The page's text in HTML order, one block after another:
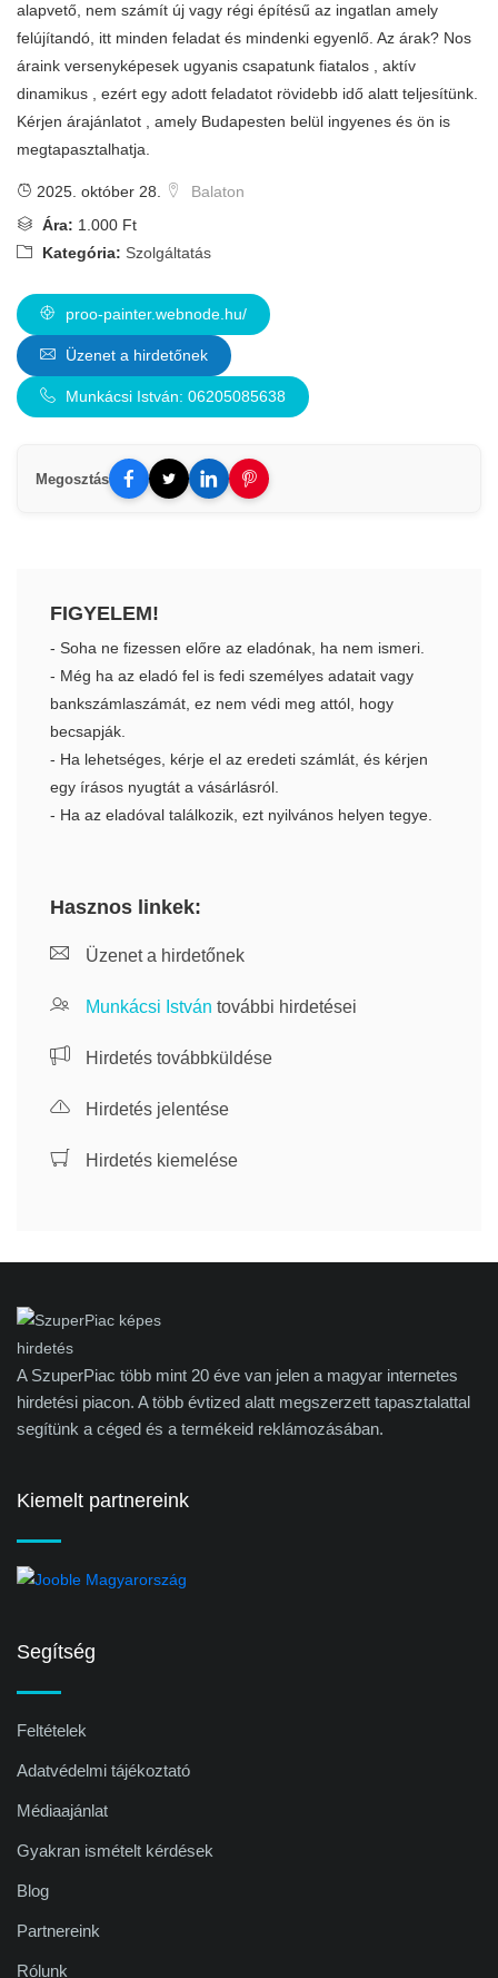
alapvető, nem számít új vagy régi építésű az ingatlan amely
felújítandó, itt minden feladat és mindenki egyenlő. Az árak? Nos
áraink versenyképesek ugyanis csapatunk fiatalos , aktív
dinamikus , ezért egy adott feladatot rövidebb idő alatt teljesítünk.
Kérjen árajánlatot , amely Budapesten belül ingyenes és ön is
megtapasztalhatja.
2025. október 28.
Balaton
Ára: 1.000 Ft
Kategória: Szolgáltatás
proo-painter.webnode.hu/
Üzenet a hirdetőnek
Munkácsi István: 06205085638
Megosztás
FIGYELEM!
- Soha ne fizessen előre az eladónak, ha nem ismeri.
- Még ha az eladó fel is fedi személyes adatait vagy
bankszámlaszámát, ez nem védi meg attól, hogy
becsapják.
- Ha lehetséges, kérje el az eredeti számlát, és kérjen
egy írásos nyugtát a vásárlásról.
- Ha az eladóval találkozik, ezt nyilvános helyen tegye.
Hasznos linkek:
Üzenet a hirdetőnek
Munkácsi István további hirdetései
Hirdetés továbbküldése
Hirdetés jelentése
Hirdetés kiemelése
A SzuperPiac több mint 20 éve van jelen a magyar internetes
hirdetési piacon. A több évtized alatt megszerzett tapasztalattal
segítünk a céged és a termékeid reklámozásában.
Kiemelt partnereink
Segítség
Feltételek
Adatvédelmi tájékoztató
Médiaajánlat
Gyakran ismételt kérdések
Blog
Partnereink
Rólunk